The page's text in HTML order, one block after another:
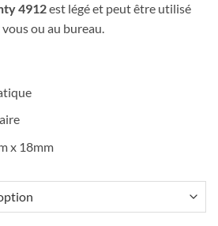
4912est légé et peut être utilisé
ou au bureau.
x 18mm